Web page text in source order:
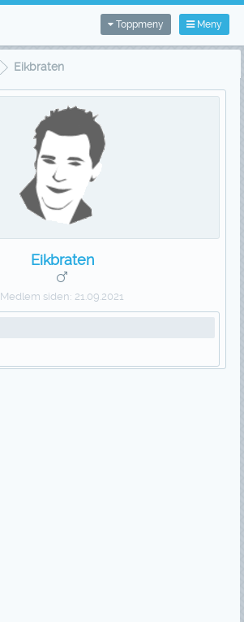
Meny
Toppmeny
Eikbraten
Eikbraten
Medlem siden: 21.09.2021